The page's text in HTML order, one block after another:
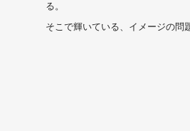
る。
そこで輝いている、イメージの問